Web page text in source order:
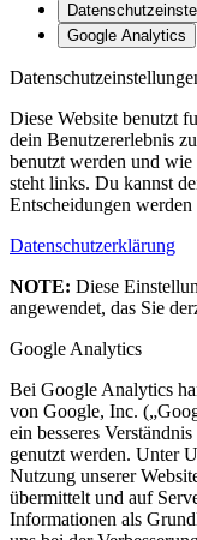
Google Analytics
Diese Website benutzt
dein Benutzererlebnis
benutzt werden und wie
steht links. Du kannst
Entscheidungen
Datenschutzerklärung
NOTE: Diese
angewendet, das Sie
Google Analytics
Bei Google Analytics
von Google, Inc.
ein besseres
genutzt werden. Unter
Nutzung unserer
übermittelt und auf
Informationen als